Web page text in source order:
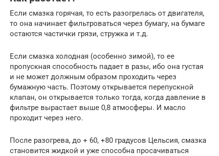
Если смазка горячая, то есть разогрелась от двигателя,
то она начинает фильтроваться через бумагу, на бумаге
остаются частички грязи, стружка и т.д.
Если смазка холодная (особенно зимой), то ее
пропускная способность падает в разы, ибо она густая
и не может должным образом проходить через
бумажную часть. Поэтому открывается перепускной
клапан, он открывается только тогда, когда давление в
фильтре вырастает выше 0,8 атмосферы. И масло
проходит через него.
После разогрева, до + 60, +80 градусов Цельсия, смазка
становится жидкой и уже способна просачиваться